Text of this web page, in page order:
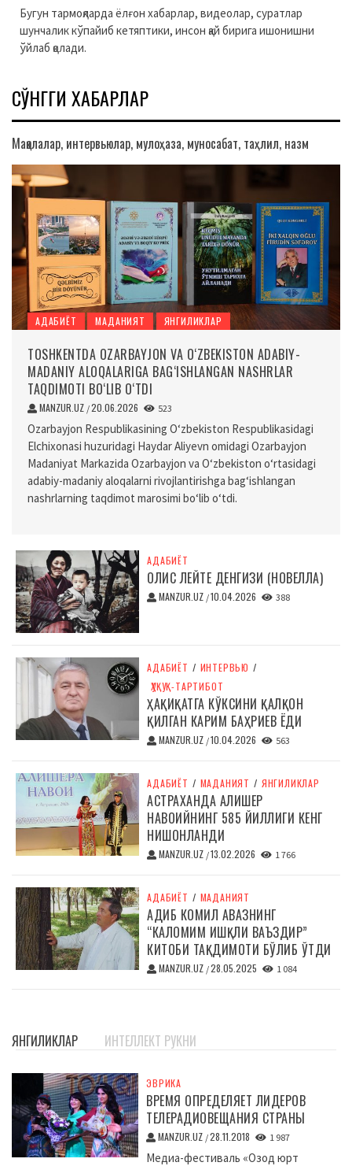
Бугун тармоқларда ёлғон хабарлар, видеолар, суратлар
шунчалик кўпайиб кетяптики, инсон қай бирига ишонишни
ўйлаб қолади.
СЎНГГИ ХАБАРЛАР
Мақолалар, интервьюлар, мулоҳаза, муносабат, таҳлил, назм
АДАБИЁТ МАДАНИЯТ ЯНГИЛИКЛАР
TOSHKENTDA OZARBAYJON VA O‘ZBEKISTON ADABIY-
MADANIY ALOQALARIGA BAG‘ISHLANGAN NASHRLAR
TAQDIMOTI BO‘LIB O‘TDI
MANZUR.UZ /20.06.2026 523
Ozarbayjon Respublikasining O‘zbekiston Respublikasidagi
Elchixonasi huzuridagi Haydar Aliyevn omidagi Ozarbayjon
Madaniyat Markazida Ozarbayjon va O‘zbekiston o‘rtasidagi
adabiy-madaniy aloqalarni rivojlantirishga bag‘ishlangan
nashrlarning taqdimot marosimi bo‘lib o‘tdi.
АДАБИЁТ
ОЛИС ЛЕЙТЕ ДЕНГИЗИ (НОВЕЛЛА)
MANZUR.UZ /10.04.2026 388
АДАБИЁТ / ИНТЕРВЬЮ /
ҲУҚУҚ-ТАРТИБОТ
ҲАҚИҚАТГА КЎКСИНИ ҚАЛҚОН
ҚИЛГАН КАРИМ БАҲРИЕВ ЁДИ
MANZUR.UZ /10.04.2026 563
АДАБИЁТ / МАДАНИЯТ / ЯНГИЛИКЛАР
АСТРАХАНДА АЛИШЕР
НАВОИЙНИНГ 585 ЙИЛЛИГИ КЕНГ
НИШОНЛАНДИ
MANZUR.UZ /13.02.2026 1 766
АДАБИЁТ / МАДАНИЯТ
АДИБ КОМИЛ АВАЗНИНГ
“КАЛОМИМ ИШҚЛИ ВАЪЗДИР”
КИТОБИ ТАҚДИМОТИ БЎЛИБ ЎТДИ
MANZUR.UZ /28.05.2025 1 084
ЯНГИЛИКЛАР ИНТЕЛЛЕКТ РУКНИ
ЭВРИКА
ВРЕМЯ ОПРЕДЕЛЯЕТ ЛИДЕРОВ
ТЕЛЕРАДИОВЕЩАНИЯ СТРАНЫ
MANZUR.UZ /28.11.2018 1 987
Медиа-фестиваль «Озод юрт